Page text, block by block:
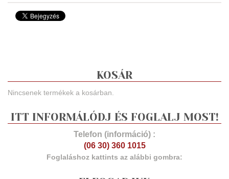
KOSÁR
Nincsenek termékek a kosárban.
ITT INFORMÁLÓDJ ÉS FOGLALJ MOST!
Telefon (információ) :
(06 30) 360 1015
Foglaláshoz kattints az alábbi gombra: